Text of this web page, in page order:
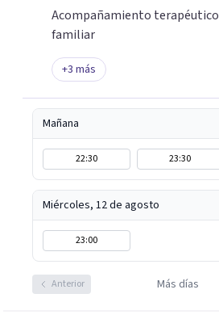
Acompañamiento terapéutico
familiar
+3 más
Mañana
22:30 23:30
Miércoles, 12 de agosto
23:00
Anterior Más días